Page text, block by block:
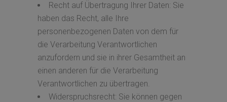
Recht auf Übertragung Ihrer Daten: Sie
haben das Recht, alle Ihre
personenbezogenen Daten von dem für
die Verarbeitung Verantwortlichen
anzufordern und sie in ihrer Gesamtheit an
einen anderen für die Verarbeitung
Verantwortlichen zu übertragen.
Widerspruchsrecht: Sie können gegen